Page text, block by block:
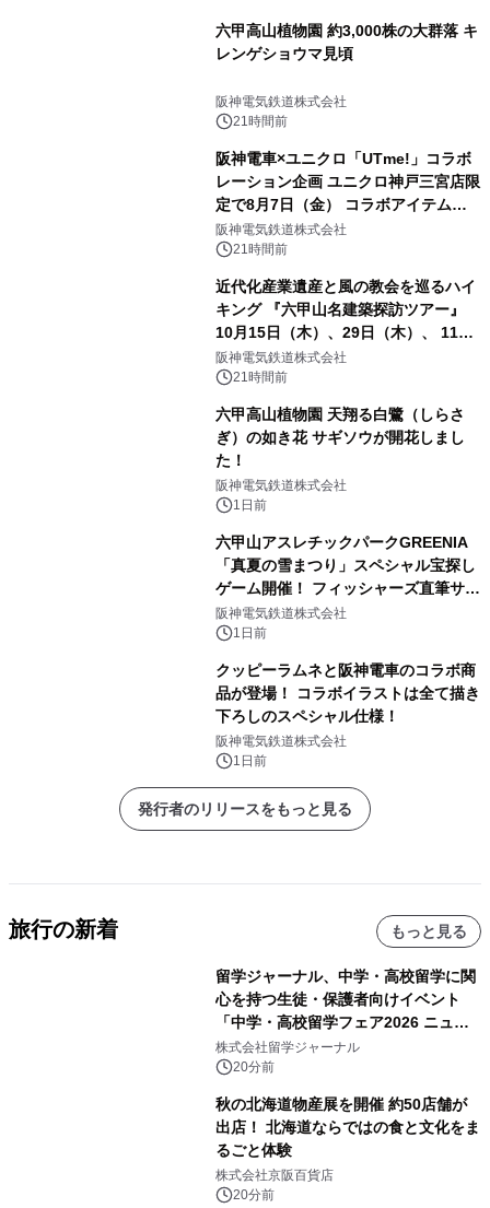
六甲高山植物園 約3,000株の大群落 キ
レンゲショウマ見頃
阪神電気鉄道株式会社
21時間前
阪神電車×ユニクロ「UTme!」コラボ
レーション企画 ユニクロ神戸三宮店限
定で8月7日（金） コラボアイテムが
発売決定！
阪神電気鉄道株式会社
21時間前
近代化産業遺産と風の教会を巡るハイ
キング 『六甲山名建築探訪ツアー』
10月15日（木）、29日（木）、 11月
5日（木）、12日（木）に開催！
阪神電気鉄道株式会社
21時間前
六甲高山植物園 天翔る白鷺（しらさ
ぎ）の如き花 サギソウが開花しまし
た！
阪神電気鉄道株式会社
1日前
六甲山アスレチックパークGREENIA
「真夏の雪まつり」スペシャル宝探し
ゲーム開催！ フィッシャーズ直筆サイ
ン色紙など豪華景品が登場！
阪神電気鉄道株式会社
1日前
クッピーラムネと阪神電車のコラボ商
品が登場！ コラボイラストは全て描き
下ろしのスペシャル仕様！
阪神電気鉄道株式会社
1日前
発行者のリリースをもっと見る
旅行の新着 もっと見る
留学ジャーナル、中学・高校留学に関
心を持つ生徒・保護者向けイベント
「中学・高校留学フェア2026 ニュー
ジーランド＆オーストラリア」を
9/12(土)に開催
株式会社留学ジャーナル
20分前
秋の北海道物産展を開催 約50店舗が
出店！ 北海道ならではの食と文化をま
るごと体験
株式会社京阪百貨店
20分前